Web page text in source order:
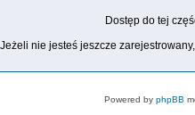
Dostęp do tej
Jeżeli nie jesteś jeszcze
Powered by phpBB